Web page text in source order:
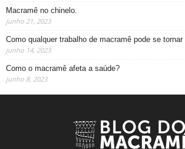
Macramê no chinelo.
junho 21, 2023
Como qualquer trabalho de macramê pode se tornar
junho 14, 2023
Como o macramê afeta a saúde?
junho 8, 2023